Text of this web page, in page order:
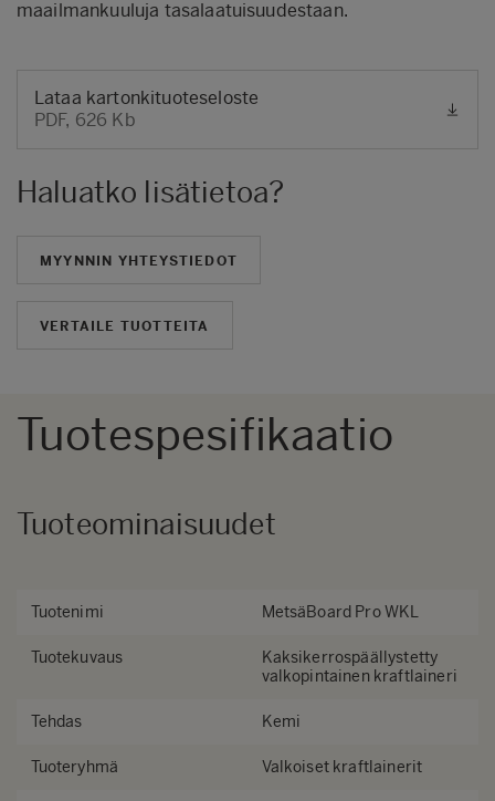
maailmankuuluja tasalaatuisuudestaan.
Lataa kartonkituoteseloste
PDF, 626 Kb
Haluatko lisätietoa?
MYYNNIN YHTEYSTIEDOT
VERTAILE TUOTTEITA
Tuotespesifikaatio
Tuoteominaisuudet
Tuotenimi MetsäBoard Pro WKL
Tuotekuvaus
Kaksikerrospäällystetty
valkopintainen kraftlaineri
Tehdas Kemi
Tuoteryhmä Valkoiset kraftlainerit